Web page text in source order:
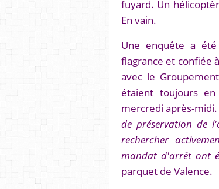
fuyard. Un
En vain.
Une enquête a
flagrance et confiée
avec le
étaient toujours
mercredi après-midi.
de préservation de
rechercher
mandat d'arrêt ont
parquet de Valence.